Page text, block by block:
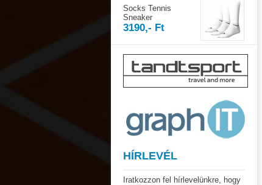
Socks Tennis
Sneaker
3190,- Ft
HÍRLEVÉL
Iratkozzon fel hírlevelünkre, hogy